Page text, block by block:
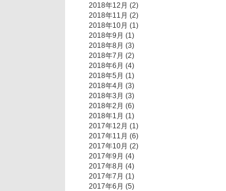
2018年12月 (2)
2018年11月 (2)
2018年10月 (1)
2018年9月 (1)
2018年8月 (3)
2018年7月 (2)
2018年6月 (4)
2018年5月 (1)
2018年4月 (3)
2018年3月 (3)
2018年2月 (6)
2018年1月 (1)
2017年12月 (1)
2017年11月 (6)
2017年10月 (2)
2017年9月 (4)
2017年8月 (4)
2017年7月 (1)
2017年6月 (5)